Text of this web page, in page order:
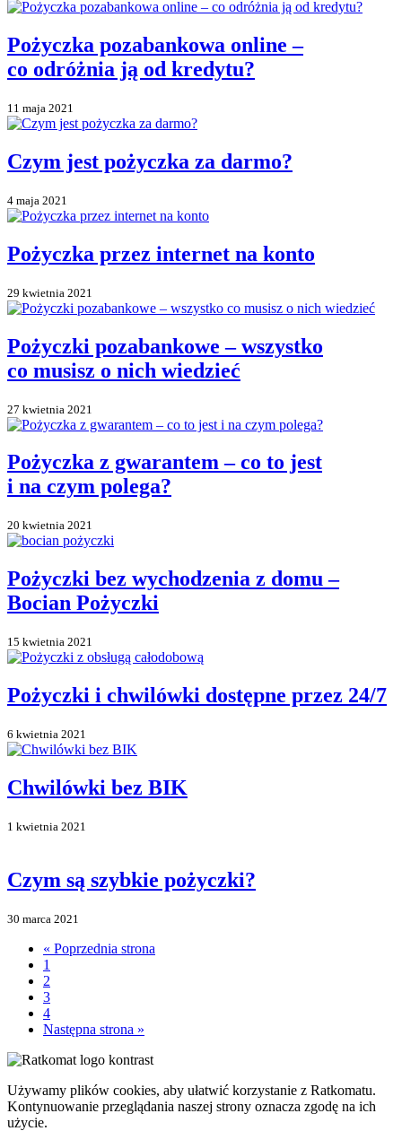
Pożyczka pozabankowa online –
co odróżnia ją od kredytu?
11 maja 2021
Czym jest pożyczka za darmo?
4 maja 2021
Pożyczka przez internet na konto
29 kwietnia 2021
Pożyczki pozabankowe – wszystko
co musisz o nich wiedzieć
27 kwietnia 2021
Pożyczka z gwarantem – co to jest
i na czym polega?
20 kwietnia 2021
Pożyczki bez wychodzenia z domu –
Bocian Pożyczki
15 kwietnia 2021
Pożyczki i chwilówki dostępne przez 24/7
6 kwietnia 2021
Chwilówki bez BIK
1 kwietnia 2021
Czym są szybkie pożyczki?
30 marca 2021
« Poprzednia strona
1
2
3
4
Następna strona »
Używamy plików cookies, aby ułatwić korzystanie z Ratkomatu.
Kontynuowanie przeglądania naszej strony oznacza zgodę na ich
użycie.